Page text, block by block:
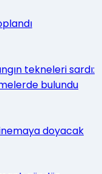
tekneleri sardı:
bulundu
doyacak